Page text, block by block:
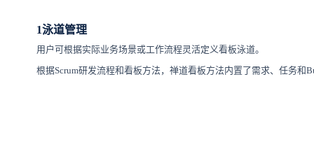
1泳道管理
用户可根据实际业务场景或工作流程灵活定义看板泳道。
根据Scrum研发流程和看板方法，禅道看板方法内置了需求、任务和